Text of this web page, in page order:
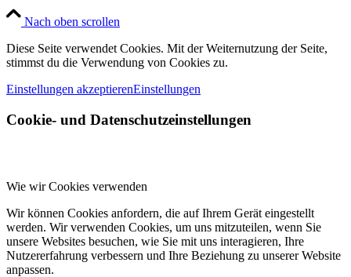
Nach oben scrollen
Diese Seite verwendet Cookies. Mit der Weiternutzung der Seite,
stimmst du die Verwendung von Cookies zu.
Einstellungen akzeptierenEinstellungen
Cookie- und Datenschutzeinstellungen
Wie wir Cookies verwenden
Wir können Cookies anfordern, die auf Ihrem Gerät eingestellt
werden. Wir verwenden Cookies, um uns mitzuteilen, wenn Sie
unsere Websites besuchen, wie Sie mit uns interagieren, Ihre
Nutzererfahrung verbessern und Ihre Beziehung zu unserer Website
anpassen.